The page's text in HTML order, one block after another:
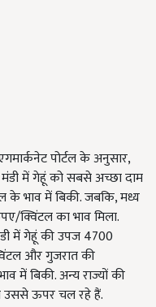
पोर्टल के अनुसार,
में गेहूं को सबसे अच्छा दाम
के भाव में बिकी. जबकि, मध्य
क्विंटल का भाव मिला.
में गेहूं की उपज 4700
और गुजरात की
में बिकी. अन्य राज्यों की
उससे ऊपर चल रहे हैं.